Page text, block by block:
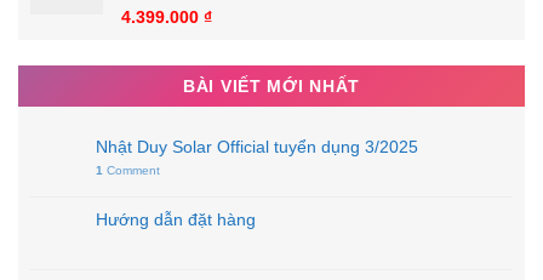
4.399.000 ₫
BÀI VIẾT MỚI NHẤT
Nhật Duy Solar Official tuyển dụng 3/2025
1 Comment
Hướng dẫn đặt hàng